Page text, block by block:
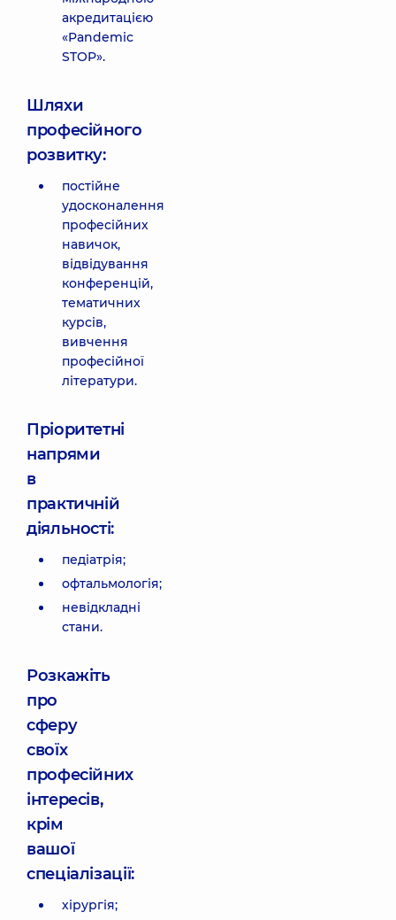
акредитацією
«Pandemic
STOP».
Шляхи
професійного
розвитку:
постійне
удосконалення
професійних
навичок,
відвідування
конференцій,
тематичних
курсів,
вивчення
професійної
літератури.
Пріоритетні
напрями
в
практичній
діяльності:
педіатрія;
офтальмологія;
невідкладні
стани.
Розкажіть
про
сферу
своїх
професійних
інтересів,
крім
вашої
спеціалізації:
хірургія;